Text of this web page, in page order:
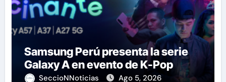
Samsung Perú presenta la serie
Galaxy A en evento de K-Pop
SeccioNNoticias Ago 5, 2026